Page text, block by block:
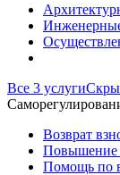
Все 3 услуги
Возврат
Повышение
Помощь по